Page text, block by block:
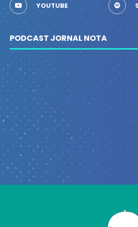
YOUTUBE
PODCAST JORNAL NOTA